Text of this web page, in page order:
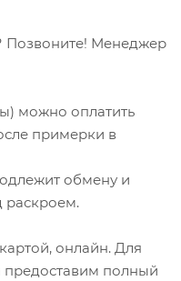
Позвоните! Менеджер
можно оплатить
примерки в
обмену и
раскроем.
онлайн. Для
предоставим полный